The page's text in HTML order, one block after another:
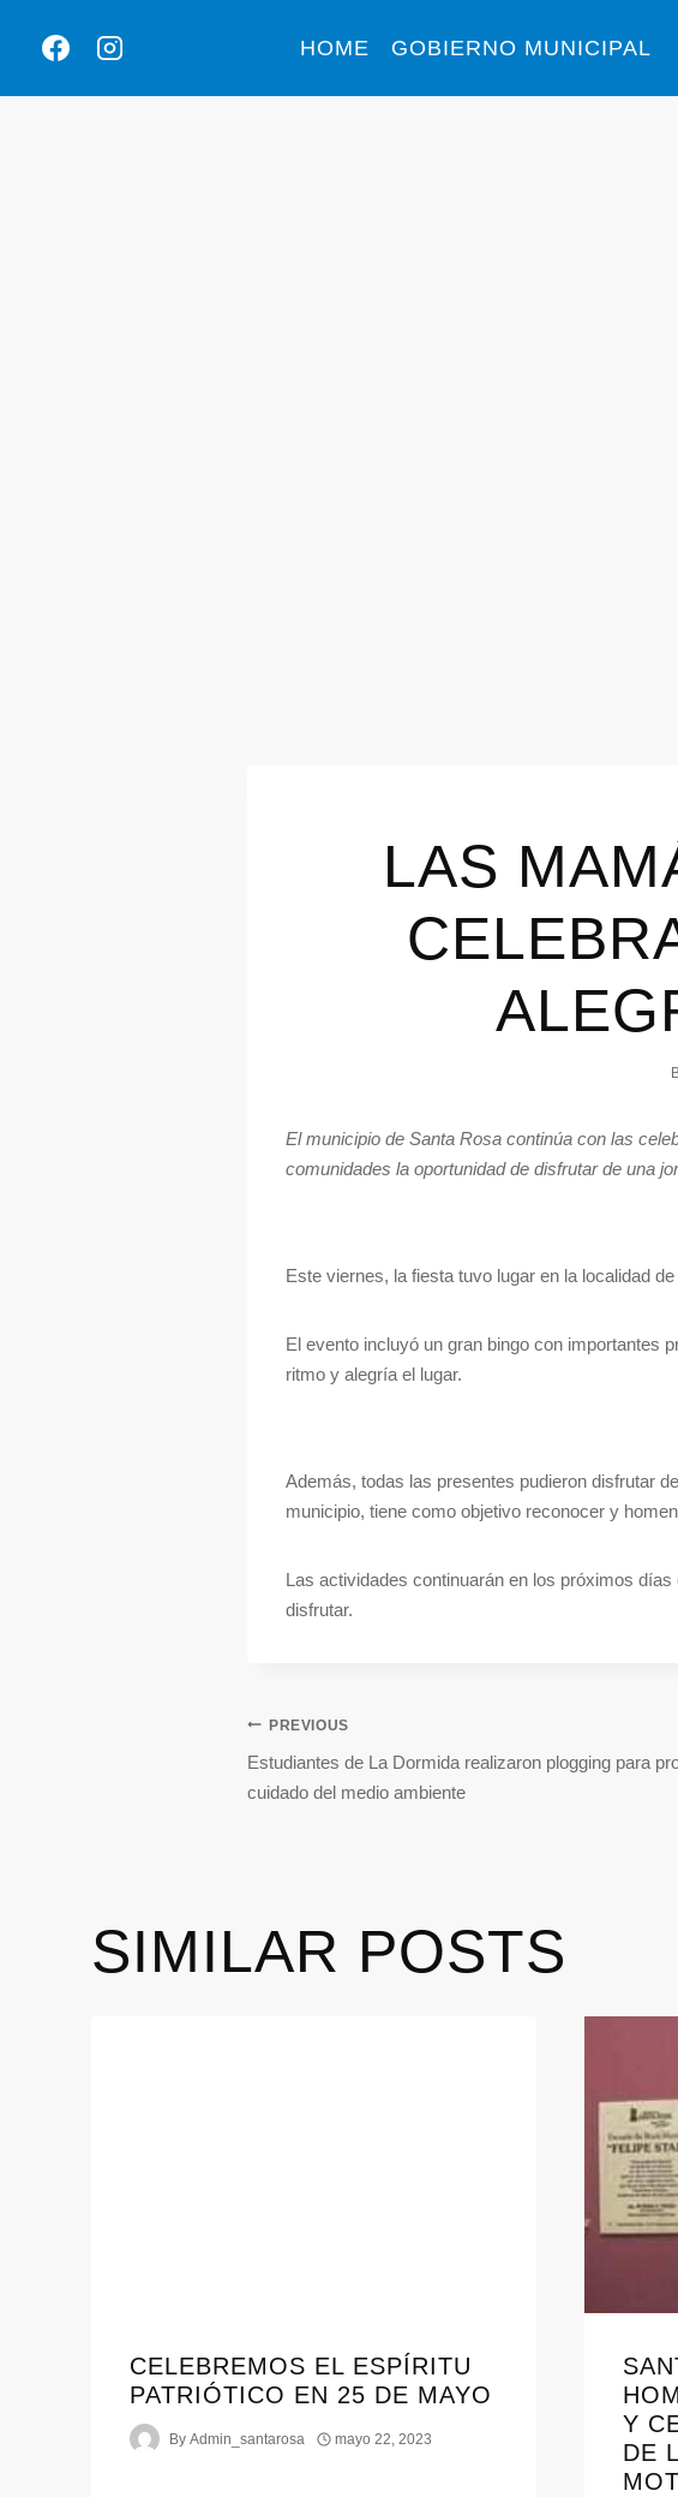
HOME GOBIERNO MUNICIPAL
LAS
El municipio de Santa Rosa continúa con las
comunidades la oportunidad de disfrutar de una
Este viernes, la fiesta tuvo lugar en la localidad
El evento incluyó un gran bingo con importantes
ritmo y alegría el lugar.
Además, todas las presentes pudieron disfrutar
municipio, tiene como objetivo reconocer y
Las actividades continuarán en los próximos
disfrutar.
PREVIOUS
Estudiantes de La Dormida realizaron plogging para
cuidado del medio ambiente
SIMILAR POSTS
CELEBREMOS EL ESPÍRITU
PATRIÓTICO EN 25 DE MAYO
By Admin_santarosa mayo 22, 2023
Y
DE